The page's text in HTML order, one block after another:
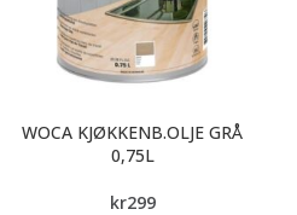
WOCA KJØKKENB.OLJE GRÅ
0,75L
kr299